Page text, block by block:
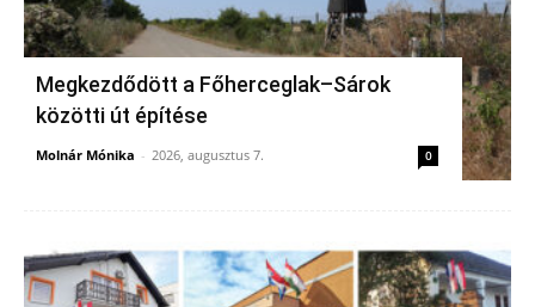
Megkezdődött a Főherceglak–Sárok
közötti út építése
Molnár Mónika - 2026, augusztus 7. 0